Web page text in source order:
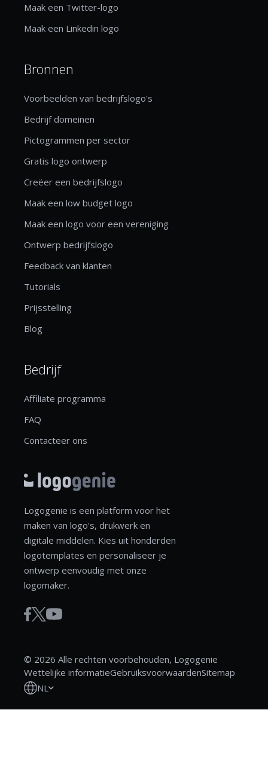
Maak een Twitter-logo
Maak een Linkedin logo
Bronnen
Voorbeelden van bedrijfslogo's
Bedrijf domeinen
Pictogrammen per sector
Gratis logo ontwerp
Creëer een bedrijfslogo
Maak een low budget logo
Maak een logo voor een vereniging
Ontwerp bedrijfslogo
Feedback van klanten
Tutorials
Prijsstelling
Blog
Bedrijf
Affiliate programma
FAQ
Contacteer ons
Logogenie is een platform voor het
maken van logo's, drukwerk en
digitale middelen. Kies uit honderden
logotemplates en personaliseer je
ontwerp eenvoudig met onze
logomaker.
© 2026 Alle rechten voorbehouden, Logogenie
Wettelijke informatieGebruiksvoorwaardenSitemap
NL